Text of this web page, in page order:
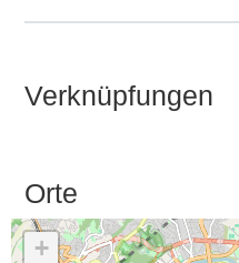
Verknüpfungen
Orte
+